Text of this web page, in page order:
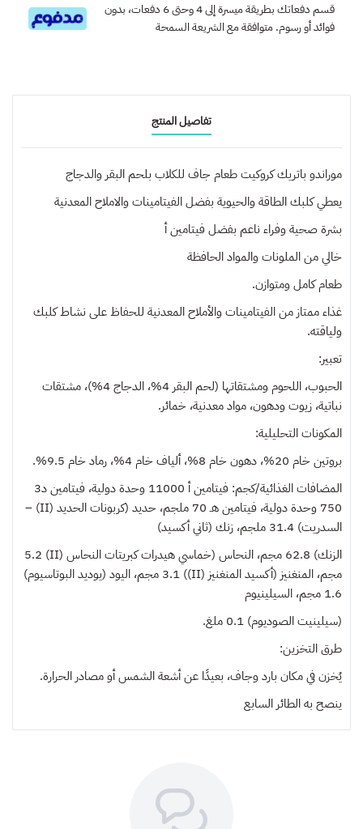
قسم دفعاتك بطريقة ميسرة إلى 4 وحتى 6 دفعات، بدون
فوائد أو رسوم. متوافقة مع الشريعة السمحة
تفاصيل المنتج
موراندو باتريك كروكيت طعام جاف للكلاب بلحم البقر والدجاج
يعطي كلبك الطاقة والحيوية بفضل الفيتامينات والاملاح المعدنية
بشرة صحية وفراء ناعم بفضل فيتامين أ
خالي من الملونات والمواد الحافظة
طعام كامل ومتوازن.
غذاء ممتاز من الفيتامينات والأملاح المعدنية للحفاظ على نشاط كلبك
ولياقته.
تعبير:
الحبوب، اللحوم ومشتقاتها (لحم البقر 4%، الدجاج 4%)، مشتقات
نباتية، زيوت ودهون، مواد معدنية، خمائر.
المكونات التحليلية:
بروتين خام 20%، دهون خام 8%، ألياف خام 4%، رماد خام 9.5%.
المضافات الغذائية/كجم: فيتامين أ 11000 وحدة دولية، فيتامين د3
750 وحدة دولية، فيتامين هـ 70 ملجم، حديد (كربونات الحديد (II) –
السدريت) 31.4 ملجم، زنك (ثاني أكسيد)
الزنك) 62.8 مجم، النحاس (خماسي هيدرات كبريتات النحاس (II) 5.2
مجم، المنغنيز (أكسيد المنغنيز (II)) 3.1 مجم، اليود (يوديد البوتاسيوم)
1.6 مجم، السيلينيوم
(سيلينيت الصوديوم) 0.1 ملغ.
طرق التخزين:
يُخزن في مكان بارد وجاف، بعيدًا عن أشعة الشمس أو مصادر الحرارة.
ينصح بهالطائر السابع